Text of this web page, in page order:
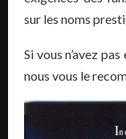
sur les noms
Si vous n’avez
nous vous le